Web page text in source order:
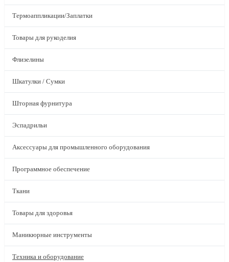
Термоаппликации/Заплатки
Товары для рукоделия
Флизелины
Шкатулки / Сумки
Шторная фурнитура
Эспадрильи
Аксессуары для промышленного оборудования
Программное обеспечение
Ткани
Товары для здоровья
Маникюрные инструменты
Техника и оборудование